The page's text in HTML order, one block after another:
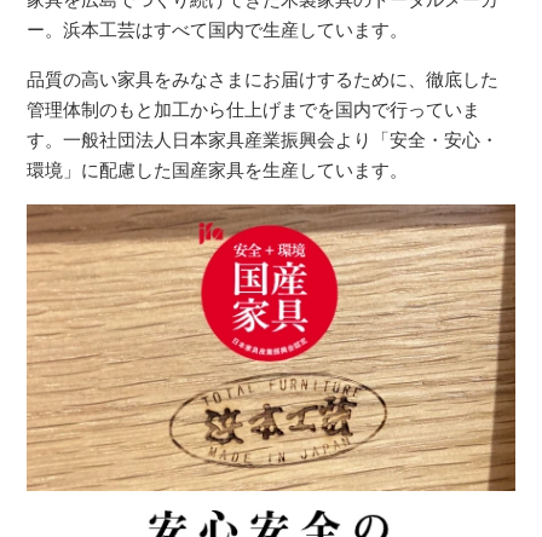
ー。浜本工芸はすべて国内で生産しています。
品質の高い家具をみなさまにお届けするために、徹底した
管理体制のもと加工から仕上げまでを国内で行っていま
す。一般社団法人日本家具産業振興会より「安全・安心・
環境」に配慮した国産家具を生産しています。